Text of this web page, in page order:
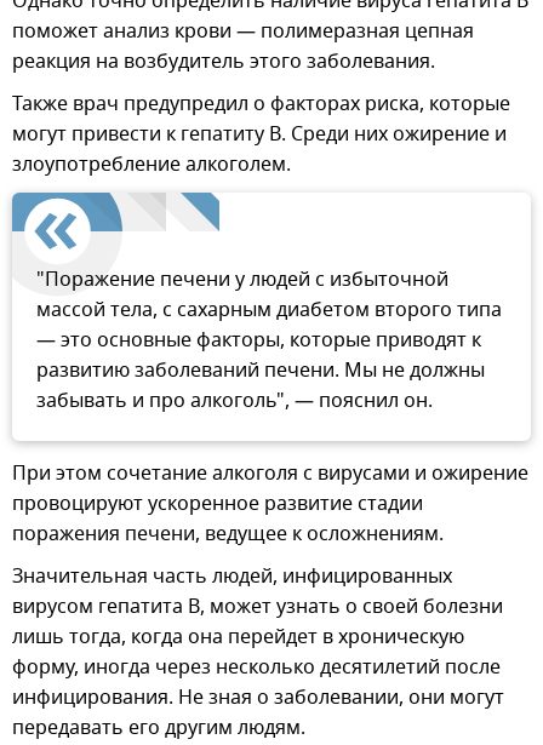
поможет анализ крови — полимеразная цепная
реакция на возбудитель этого заболевания.
Также врач предупредил о факторах риска, которые
могут привести к гепатиту B. Среди них ожирение и
злоупотребление алкоголем.
"Поражение печени у людей с избыточной
массой тела, с сахарным диабетом второго типа
— это основные факторы, которые приводят к
развитию заболеваний печени. Мы не должны
забывать и про алкоголь", — пояснил он.
При этом сочетание алкоголя с вирусами и ожирение
провоцируют ускоренное развитие стадии
поражения печени, ведущее к осложнениям.
Значительная часть людей, инфицированных
вирусом гепатита B, может узнать о своей болезни
лишь тогда, когда она перейдет в хроническую
форму, иногда через несколько десятилетий после
инфицирования. Не зная о заболевании, они могут
передавать его другим людям.